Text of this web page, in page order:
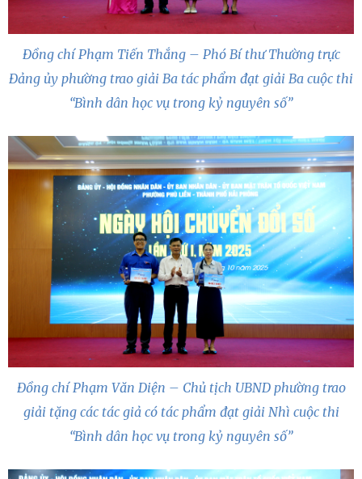
Đồng chí Phạm Tiến Thắng – Phó Bí thư Thường trực
Đảng ủy phường trao giải Ba tác phẩm đạt giải Ba cuộc thi
“Bình dân học vụ trong kỷ nguyên số”
Đồng chí Phạm Văn Diện – Chủ tịch UBND phường trao
giải tặng các tác giả có tác phẩm đạt giải Nhì cuộc thi
“Bình dân học vụ trong kỷ nguyên số”